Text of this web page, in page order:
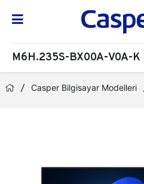
M6H.235S-BX00A-V0A-K
Casper Bilgisayar Modelleri